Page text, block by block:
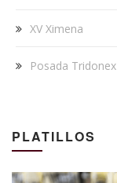
XV Ximena
Posada Tridonex
PLATILLOS